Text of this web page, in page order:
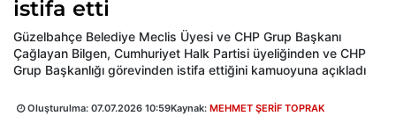
istifa etti
Güzelbahçe Belediye Meclis Üyesi ve CHP Grup Başkanı
Çağlayan Bilgen, Cumhuriyet Halk Partisi üyeliğinden ve CHP
Grup Başkanlığı görevinden istifa ettiğini kamuoyuna açıkladı
Oluşturulma: 07.07.2026 10:59Kaynak: MEHMET ŞERİF TOPRAK